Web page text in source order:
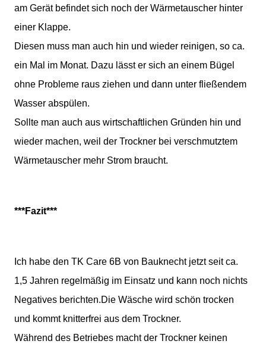
am Gerät befindet sich noch der Wärmetauscher hinter
einer Klappe.
Diesen muss man auch hin und wieder reinigen, so ca.
ein Mal im Monat. Dazu lässt er sich an einem Bügel
ohne Probleme raus ziehen und dann unter fließendem
Wasser abspülen.
Sollte man auch aus wirtschaftlichen Gründen hin und
wieder machen, weil der Trockner bei verschmutztem
Wärmetauscher mehr Strom braucht.
***Fazit***
Ich habe den TK Care 6B von Bauknecht jetzt seit ca.
1,5 Jahren regelmäßig im Einsatz und kann noch nichts
Negatives berichten.Die Wäsche wird schön trocken
und kommt knitterfrei aus dem Trockner.
Während des Betriebes macht der Trockner keinen